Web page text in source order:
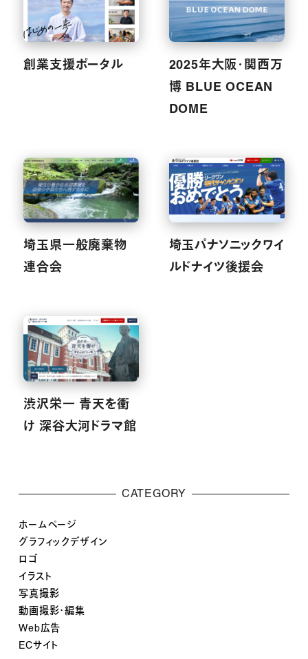
創業支援ポータル
2025年大阪・関西万
博 BLUE OCEAN
DOME
埼玉県一般廃棄物
連合会
埼玉パナソニックワイ
ルドナイツ後援会
渋沢栄一 青天を衝
け 深谷大河ドラマ館
CATEGORY
ホームページ
グラフィックデザイン
ロゴ
イラスト
写真撮影
動画撮影・編集
Web広告
ECサイト